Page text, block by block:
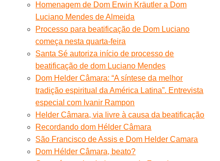
Homenagem de Dom Erwin Kräutler a Dom
Luciano Mendes de Almeida
Processo para beatificação de Dom Luciano
começa nesta quarta-feira
Santa Sé autoriza início de processo de
beatificação de dom Luciano Mendes
Dom Helder Câmara: “A síntese da melhor
tradição espiritual da América Latina”. Entrevista
especial com Ivanir Rampon
Helder Câmara, via livre à causa da beatificação
Recordando dom Hélder Câmara
São Francisco de Assis e Dom Helder Camara
Dom Hélder Câmara, beato?